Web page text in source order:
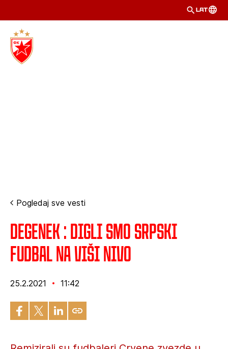
LAT
Pogledaj sve vesti
Degenek : Digli smo srpski
fudbal na viši nivo
25.2.2021 11:42